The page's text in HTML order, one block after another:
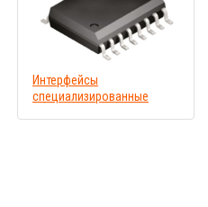
Интерфейсы
специализированные